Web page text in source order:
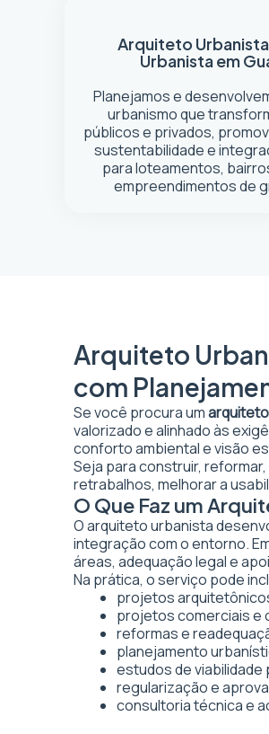
Arquiteto Urbanista
Urbanista em
Planejamos e
urbanismo que
públicos e privados,
sustentabilidade e
para loteamentos,
empreendimentos de
Arquiteto
com
Se você procura um
valorizado e alinhado às
conforto ambiental e visão
Seja para construir,
retrabalhos, melhorar a
O Que Faz um
O arquiteto urbanista
integração com o entorno.
áreas, adequação legal e
Na prática, o serviço pode
projetos
projetos comerciais e
reformas e
planejamento
estudos de
regularização e
consultoria técnica e